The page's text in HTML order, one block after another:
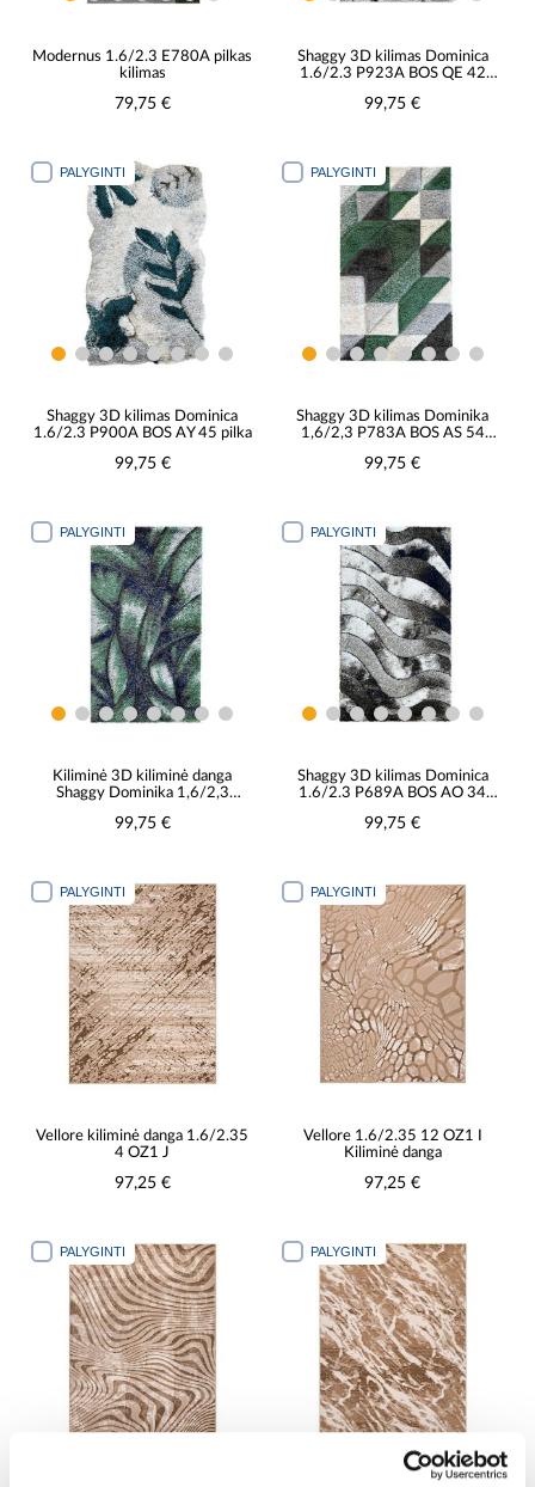
Modernus 1.6/2.3 E780A pilkas
kilimas
79,75 €
Shaggy 3D kilimas Dominica
1.6/2.3 P923A BOS QE 42
99,75 €
PALYGINTI
Shaggy 3D kilimas Dominica
1.6/2.3 P900A BOS AY 45 pilka
99,75 €
PALYGINTI
Shaggy 3D kilimas Dominika
1,6/2,3 P783A BOS AS 54
99,75 €
PALYGINTI
Kiliminė 3D kiliminė danga
Shaggy Dominika 1,6/2,3
99,75 €
PALYGINTI
Shaggy 3D kilimas Dominica
1.6/2.3 P689A BOS AO 34
99,75 €
PALYGINTI
Vellore kiliminė danga 1.6/2.35
4 OZ1 J
97,25 €
PALYGINTI
Vellore 1.6/2.35 12 OZ1 I
Kiliminė danga
97,25 €
PALYGINTI PALYGINTI